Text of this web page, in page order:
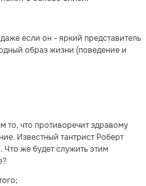
если он - яркий представитель
образ жизни (поведение и
что противоречит здравому
Известный тантрист Роберт
Что же будет служить этим